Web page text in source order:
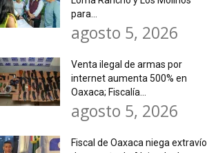
para...
agosto 5, 2026
Venta ilegal de armas por
internet aumenta 500% en
Oaxaca; Fiscalía...
agosto 5, 2026
Fiscal de Oaxaca niega extravío